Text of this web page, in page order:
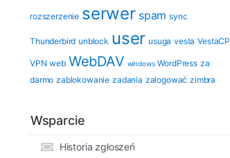
rozszerzenie serwer spam sync
Thunderbird unblock user usuga vesta VestaCP
VPN web WebDAV windows WordPress za
darmo zablokowanie zadania zalogować zimbra
Wsparcie
Historia zgłoszeń